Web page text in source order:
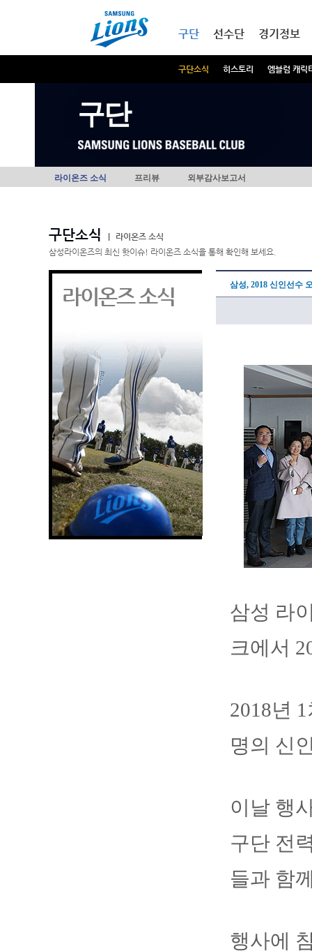
구단
구단소식 히스토리 엠블럼 캐릭
선수단 경기정보
구단
라이온즈 소식 프리뷰 외부감사보고서
구단소식
라이온즈 소식
삼성라이온즈의 최신 핫이슈! 라이온즈 소식을 통해 확인해 보세요.
라이온즈 소식 삼성, 2018 신인선수
삼성 라
크에서
2018년
명의 신
이날 행
구단 전
들과 함
행사에